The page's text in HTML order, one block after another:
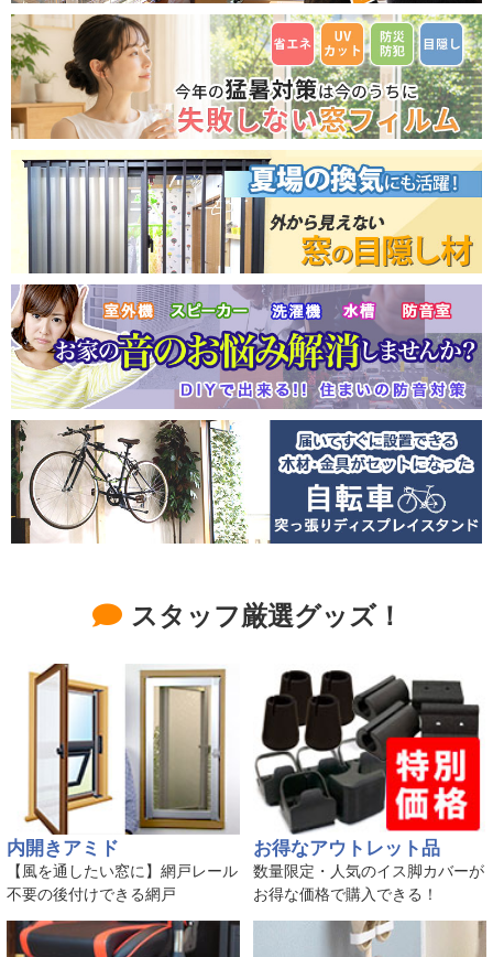
スタッフ厳選グッズ！
内開きアミド
【風を通したい窓に】網戸レール
不要の後付けできる網戸
お得なアウトレット品
数量限定・人気のイス脚カバーが
お得な価格で購入できる！